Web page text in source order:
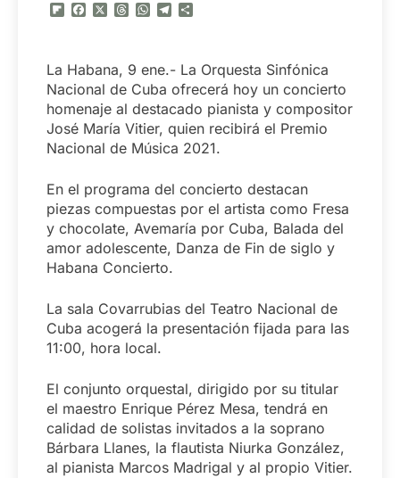
Flipboard
FacebookThreadsWhatsApp
Telegram
La Habana, 9 ene.- La Orquesta Sinfónica
Nacional de Cuba ofrecerá hoy un concierto
homenaje al destacado pianista y compositor
José María Vitier, quien recibirá el Premio
Nacional de Música 2021.
En el programa del concierto destacan
piezas compuestas por el artista como Fresa
y chocolate, Avemaría por Cuba, Balada del
amor adolescente, Danza de Fin de siglo y
Habana Concierto.
La sala Covarrubias del Teatro Nacional de
Cuba acogerá la presentación fijada para las
11:00, hora local.
El conjunto orquestal, dirigido por su titular
el maestro Enrique Pérez Mesa, tendrá en
calidad de solistas invitados a la soprano
Bárbara Llanes, la flautista Niurka González,
al pianista Marcos Madrigal y al propio Vitier.